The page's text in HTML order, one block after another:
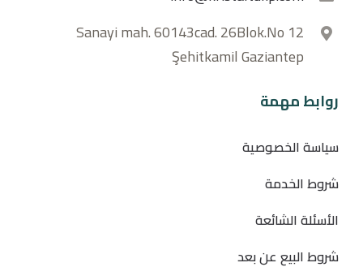
Sanayi mah. 60143cad. 26Blok.No 12
Şehitkamil Gaziantep
روابط مهمة
سياسة الخصوصية
شروط الخدمة
الأسئلة الشائعة
شروط البيع عن بعد